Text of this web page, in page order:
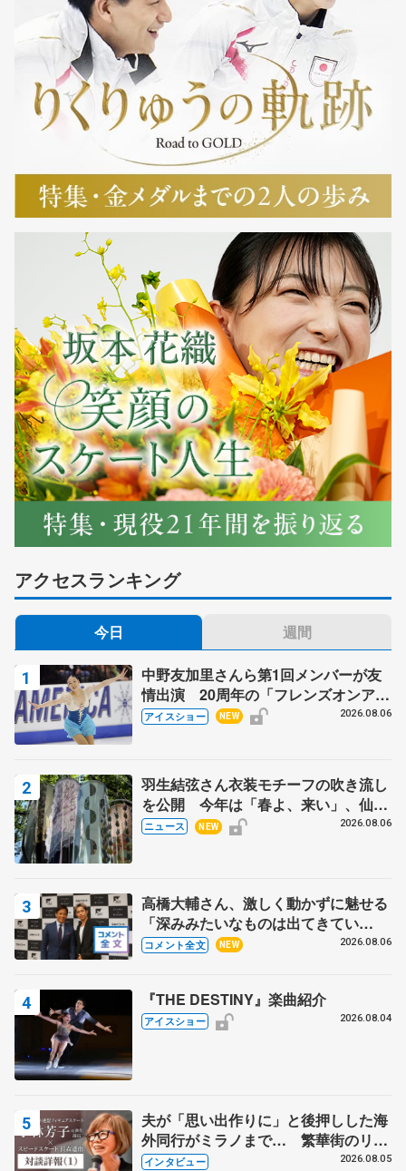
アクセスランキング
今日 週間
中野友加里さんら第1回メンバーが友
情出演 20周年の「フレンズオンアイ
ス」 宮本賢二さん、有川梨絵さん、
アイスショー NEW 2026.08.06
羽生結弦さん衣装モチーフの吹き流し
を公開 今年は「春よ、来い」、仙台
の瑞鳳殿
ニュース NEW 2026.08.06
高橋大輔さん、激しく動かずに魅せる
「深みみたいなものは出てきてい
る？」 〝兄さん〟と慕うレジェンド
コメント全文 NEW 2026.08.06
『THE DESTINY』楽曲紹介
アイスショー 2026.08.04
夫が「思い出作りに」と後押しした海
外同行がミラノまで… 繁華街のリン
クでは不良のお兄さんも味方に 小林
インタビュー 2026.08.05